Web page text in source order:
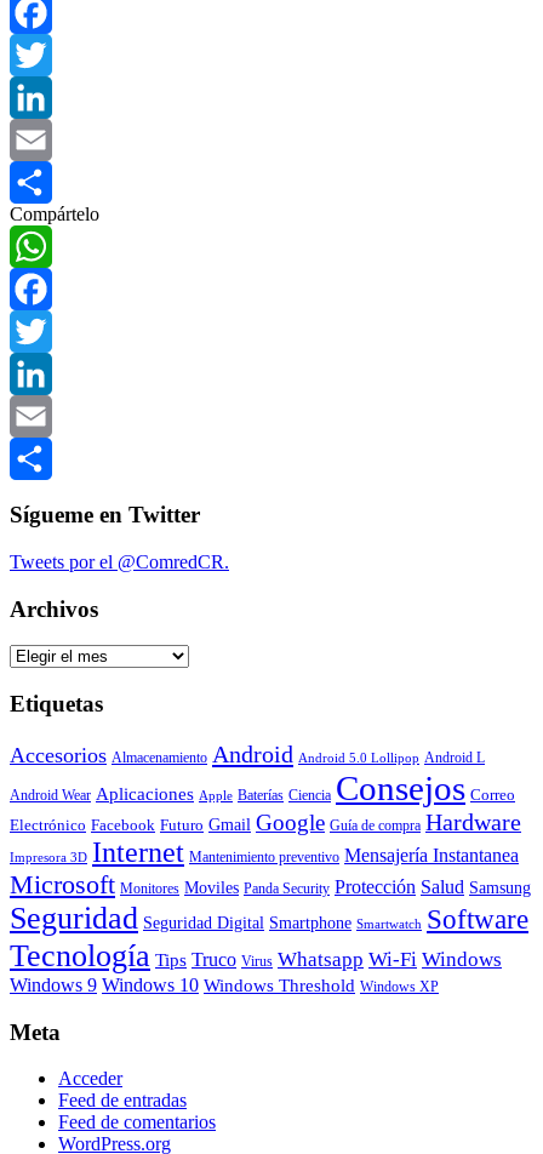
WhatsApp
Facebook
Twitter
LinkedIn
Email
Compartir
Compártelo
WhatsApp
Facebook
Twitter
LinkedIn
Email
Compartir
Sígueme en Twitter
Tweets por el @ComredCR.
Archivos
Archivos
Etiquetas
Accesorios Almacenamiento Android Android 5.0 Lollipop Android L
Android Wear Aplicaciones Apple Baterías Ciencia Consejos Correo
Electrónico Facebook Futuro Gmail Google Guía de compra Hardware
Impresora 3D Internet Mantenimiento preventivo Mensajería Instantanea
Microsoft Monitores Moviles Panda Security Protección Salud Samsung
Seguridad Seguridad Digital Smartphone Smartwatch Software
Tecnología Tips Truco Virus Whatsapp Wi-Fi Windows
Windows 9 Windows 10 Windows Threshold Windows XP
Meta
Acceder
Feed de entradas
Feed de comentarios
WordPress.org